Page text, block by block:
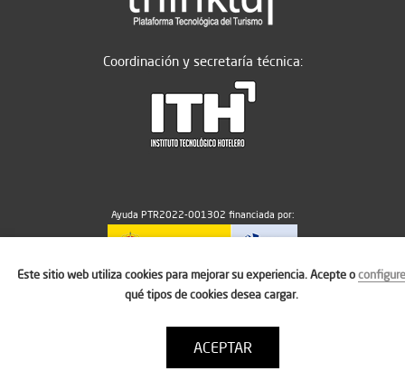
Coordinación y secretaría técnica:
Ayuda PTR2022-001302 financiada por:
MICIU/AEI/10.13039/501100011033
Política de cookies
Condiciones de uso
Este sitio web utiliza cookies para mejorar su experiencia. Acepte oconfigure
qué tipos de cookies desea cargar.
ACEPTAR